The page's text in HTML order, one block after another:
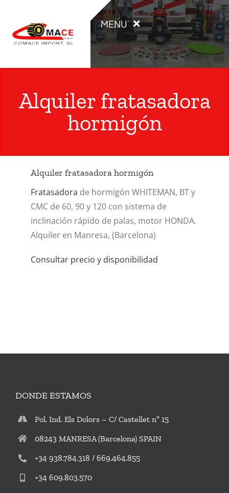
contenido
MENU
INICIO
PRODUCTOS
ALQUILER
CATÁLOGOS
VIDEOS
CONTACTO
Alquiler fratasadora
hormigón
Alquiler fratasadora hormigón
Fratasadora de hormigón WHITEMAN, BT y
CMC de 60, 90 y 120 con sistema de
inclinación rápido de palas, motor HONDA.
Alquiler en Manresa, (Barcelona)
Consultar precio y disponibilidad
DONDE ESTAMOS
Pol. Ind. Els Dolors – C/ Castellet nº 15
08243 MANRESA (Barcelona) SPAIN
+34 938.784.318 / 669.464.855
+34 609.803.570